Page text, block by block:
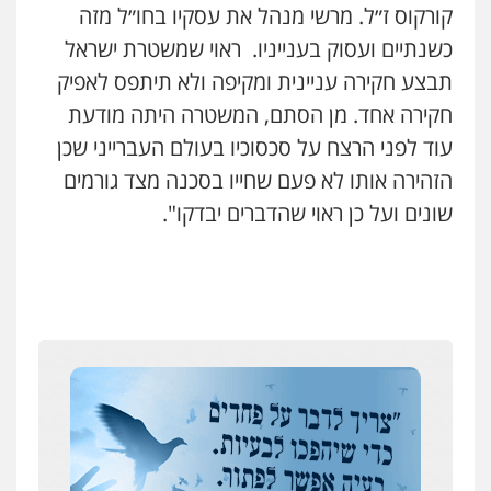
קורקוס ז״ל. מרשי מנהל את עסקיו בחו״ל מזה
כשנתיים ועסוק בענייניו. ראוי שמשטרת ישראל
תבצע חקירה עניינית ומקיפה ולא תיתפס לאפיק
חקירה אחד. מן הסתם, המשטרה היתה מודעת
עוד לפני הרצח על סכסוכיו בעולם העברייני שכן
הזהירה אותו לא פעם שחייו בסכנה מצד גורמים
שונים ועל כן ראוי שהדברים יבדקו".
עו"ד ד"ר אבי שקד
עבירות כלכליות הלבנת הון חילוטים
עבירות פליליות
0544385337
איתי חקירות – שירותים לעורכי דין
חקירות פרטיות חקירות כלכליות חקירות
אישות
איתורים
0537865001
רונן הלל – מוניטין
מחיקת כתבות מגוגל ודחיקת אזכורים
שליליים
שירותים מקצועיים לעורכי דין
0522508109
אבי שקד מונה
כחבר ועדת איסור הלבנת הון בלשכת עורכי הדין
אחרי המלחמה: הוסמכו בירושלים עורכות ועורכי